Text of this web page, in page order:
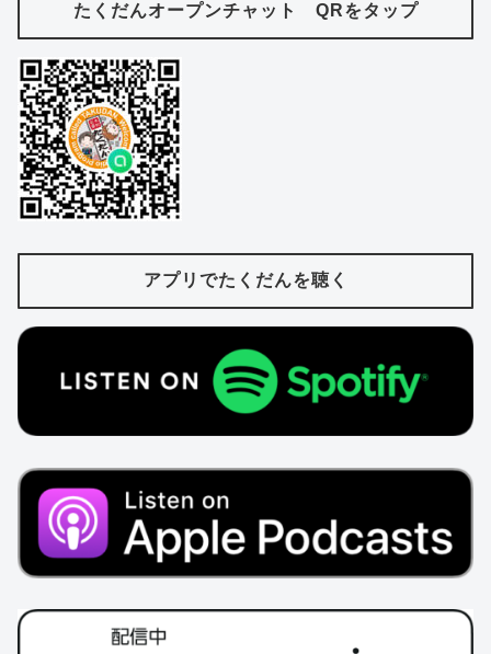
たくだんオープンチャット QRをタップ
アプリでたくだんを聴く